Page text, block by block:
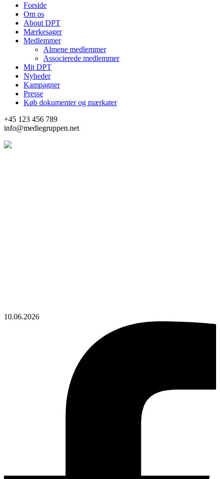
Forside
Om os
About DPT
Mærkesager
Medlemmer
Almene medlemmer
Associerede medlemmer
Mit DPT
Nyheder
Kampagner
Presse
Køb dokumenter og mærkater
+45 123 456 789
info@mediegruppen.net
10.06.2026